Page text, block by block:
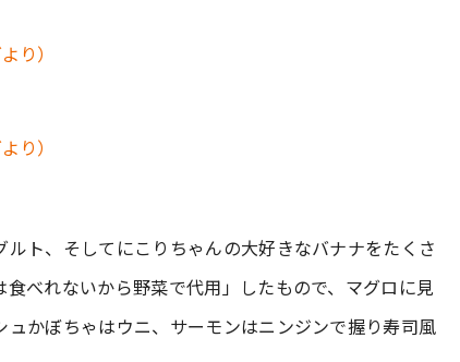
ト、そしてにこりちゃんの大好きなバナナをたくさ
べれないから野菜で代用」したもので、マグロに見
かぼちゃはウニ、サーモンはニンジンで握り寿司風